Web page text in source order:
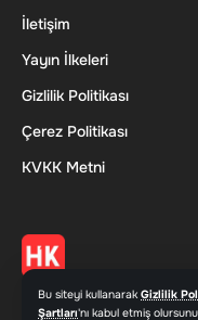
Bu siteyi kullanarakGizlilik
Şartları'nı kabul etmiş
İletişim
Yayın İlkeleri
Gizlilik Politikası
Çerez Politikası
KVKK Metni